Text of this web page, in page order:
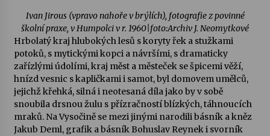
Varhanní recitál Michala Novenka v Klášteře
Želiv
3. 7. 2026
Petr Adamec – Malovaný svět
30. 6. 2026
Ivan Jirous (vpravo nahoře v brýlích), fotografie z povinné
školní praxe, v Humpolci v r. 1960|foto:Archiv J. Neomytkové
Hrbolatý kraj hlubokých lesů s koryty řek a stužkami
potoků, s mytickými kopci a návršími, s dramaticky
zařízlými údolími, kraj měst a městeček se špicemi věží,
hnízd vesnic s kapličkami i samot, byl domovem umělců,
jejichž křehká, silná i neotesaná díla jako by v sobě
snoubila drsnou žulu s přízračností blízkých, táhnoucích
mraků. Na Vysočině se mezi jinými narodili básník a kněz
Jakub Deml, grafik a básník Bohuslav Reynek i svorník